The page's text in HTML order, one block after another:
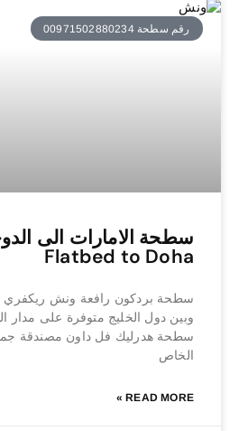
رقم سطحة 00971502880234
Flatbed to Doha
سطحة بردكون رافعة ونش ريكفري
وبين دول الخليج متوفرة على مدار
سطحة هدرليك فل داون مصندقة
الخاص
READ MORE »